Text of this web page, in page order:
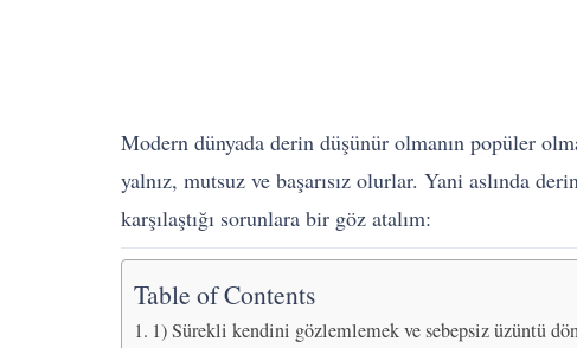
Modern dünyada derin düşünür olmanın popüler
yalnız, mutsuz ve başarısız olurlar. Yani aslında
karşılaştığı sorunlara bir göz atalım:
Table of Contents
1) Sürekli kendini gözlemlemek ve sebepsiz üzüntü